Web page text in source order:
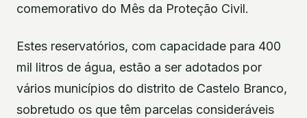
comemorativo do Mês da Proteção Civil.
Estes reservatórios, com capacidade para 400
mil litros de água, estão a ser adotados por
vários municípios do distrito de Castelo Branco,
sobretudo os que têm parcelas consideráveis